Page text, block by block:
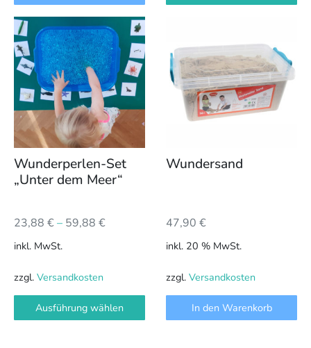
Wunderperlen-Set
„Unter dem Meer“
23,88 €– 59,88 €
inkl. MwSt.
zzgl. Versandkosten
Ausführung wählen
Dieses
Produkt
weist
mehrere
Varianten
auf.
Die
Optionen
können
auf
gewählt
werden
Wundersand
47,90 €
inkl. 20 % MwSt.
zzgl. Versandkosten
In den Warenkorb